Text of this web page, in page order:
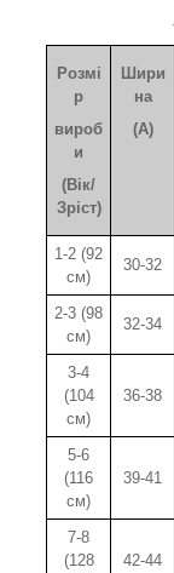
Розмі
р
вироб
и
(Вік/
Зріст)
Шири
на
(A)
1-2 (92
см)
30-32
2-3 (98
см)
32-34
3-4
(104
см)
36-38
5-6
(116
см)
39-41
7-8
(128
42-44